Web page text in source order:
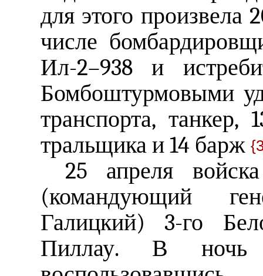
для этого произвела
числе
Ил-2–938 и
Бомбоштурмовыми
транспорта, танкер,
тральщика и 14 барж
25 апреля
(командующий
Галицкий) 3-го
Пиллау. В